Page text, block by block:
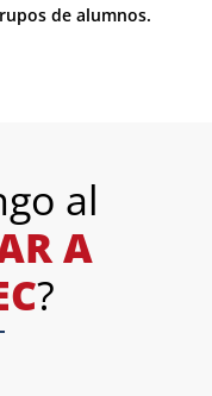
de alumnos.
al
A
?